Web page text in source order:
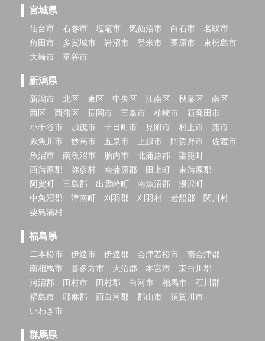
宮城県
仙台市 石巻市 塩竈市 気仙沼市 白石市
名取市
角田市
多賀城市 岩沼市 登米市 栗原市
東松島市
大崎市
富谷市
新潟県
新潟市 北区 東区 中央区 江南区 秋葉区
南区
西区
西蒲区 長岡市 三条市 柏崎市
新発田市
小千谷市
加茂市 十日町市 見附市 村上市
燕市
糸魚川市
妙高市 五泉市 上越市 阿賀野市
佐渡市
魚沼市
南魚沼市 胎内市 北蒲原郡
聖籠町
西蒲原郡
弥彦村 南蒲原郡 田上町
東蒲原郡
阿賀町
三島郡 出雲崎町 南魚沼郡
湯沢町
中魚沼郡
津南町 刈羽郡 刈羽村 岩船郡
関川村
粟島浦村
福島県
二本松市 伊達市 伊達郡 会津若松市
南会津郡
南相馬市
喜多方市 大沼郡 本宮市
東白川郡
河沼郡
田村市 田村郡 白河市 相馬市
石川郡
福島市
耶麻郡 西白河郡 郡山市
須賀川市
いわき市
群馬県